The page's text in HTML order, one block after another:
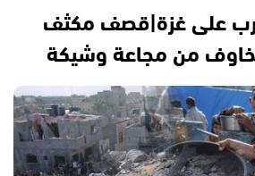
الـ400 للحرب على غزة|قصف مكثف
من مجاعة وشيكة